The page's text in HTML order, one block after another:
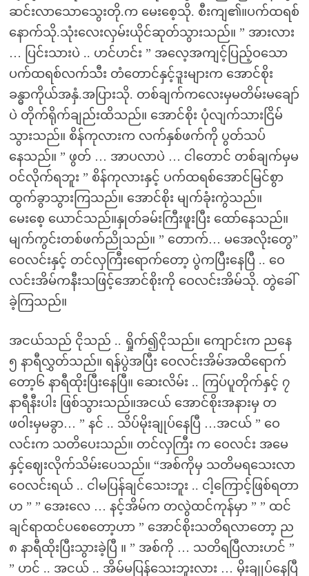
ဆင်းလာသောသွေးတို.က မေးစေ့သို. စီးကျ၏။ပက်ထရစ်
နောက်သို.သုံးလေးလှမ်းယိုင်ဆုတ်သွားသည်။ ” အားလား
… ပြင်းသားပဲ .. ဟင်ဟင်း ” အလေ့အကျင့်ပြည့်ဝသော
ပက်ထရစ်လက်သီး တံတောင်နှင့်ဒူးများက အောင်စိုး
ခန္ဓာကိုယ်အနှံ.အပြားသို. တစ်ချက်ကလေးမှမတိမ်းမချော်
ပဲ တိုက်ရိုက်ချည်းထိသည်။ အောင်စိုး ပုံလျက်သားငြိမ်
သွားသည်။ စိန်ကုလားက လက်နှစ်ဖက်ကို ပွတ်သပ်
နေသည်။ ” ဖွတ် … အာပလာပဲ … ငါတောင် တစ်ချက်မှမ
ဝင်လိုက်ရဘူး ” စိန်ကုလားနှင့် ပက်ထရစ်အောင်မြင်စွာ
ထွက်ခွာသွားကြသည်။ အောင်စိုး မျက်ခုံးကွဲသည်။
မေးစေ့ ယောင်သည်။နှုတ်ခမ်းကြီးဖူးပြီး ထော်နေသည်။
မျက်ကွင်းတစ်ဖက်ညိုသည်။ ” တောက်… မအေလိုးတွေ”
ဝေလင်းနှင့် တင်လှကြီးရောက်တော့ ပွဲကပြီးနေပြီ .. ဝေ
လင်းအိမ်ကနီးသဖြင့်အောင်စိုးကို ဝေလင်းအိမ်သို. တွဲခေါ်
ခဲ့ကြသည်။
အငယ်သည် ငိုသည် .. ရှိုက်၍ငိုသည်။ ကျောင်းက ညနေ
၅ နာရီလွှတ်သည်။ ရန်ပွဲအပြီး ဝေလင်းအိမ်အထိရောက်
တော့၆ နာရီထိုးပြီးနေပြီ။ ဆေးလိမ်း .. ကြပ်ပူတိုက်နှင့် ၇
နာရီနီးပါး ဖြစ်သွားသည်။အငယ် အောင်စိုးအနားမှ တ
ဖဝါးမှမခွာ… ” နင် .. သိပ်မိုးချုပ်နေပြီ …အငယ် ” ဝေ
လင်းက သတိပေးသည်။ တင်လှကြီး က ဝေလင်း အမေ
နှင့်ဈေးလိုက်သိမ်းပေသည်။ “အစ်ကိုမှ သတိမရသေးလာ
ဝေလင်းရယ် .. ငါမပြန်ချင်သေးဘူး .. ငါ့ကြောင့်ဖြစ်ရတာ
ဟ ” ” အေးလေ … နင့်အိမ်က တလွဲထင်ကုန်မှာ ” ” ထင်
ချင်ရာထင်ပစေတော့ဟာ ” အောင်စိုးသတိရလာတော့ ည
၈ နာရီထိုးပြီးသွားခဲ့ပြီ ။ ” အစ်ကို … သတိရပြီလားဟင် ”
” ဟင် .. အငယ် .. အိမ်မပြန်သေးဘူးလား … မိုးချုပ်နေပြီ